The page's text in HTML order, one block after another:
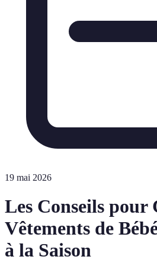
19 mai 2026
Les Conseils pour
Vêtements de
à la Saison